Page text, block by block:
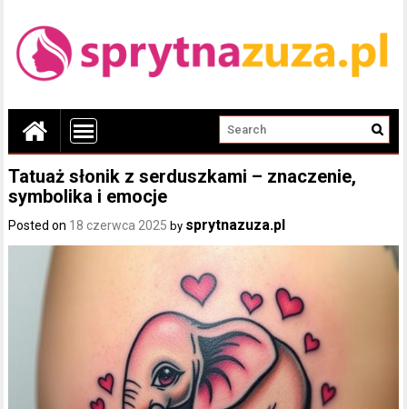
Tatuaż słonik z serduszkami – znaczenie,
symbolika i emocje
Posted on 18 czerwca 2025 by sprytnazuza.pl